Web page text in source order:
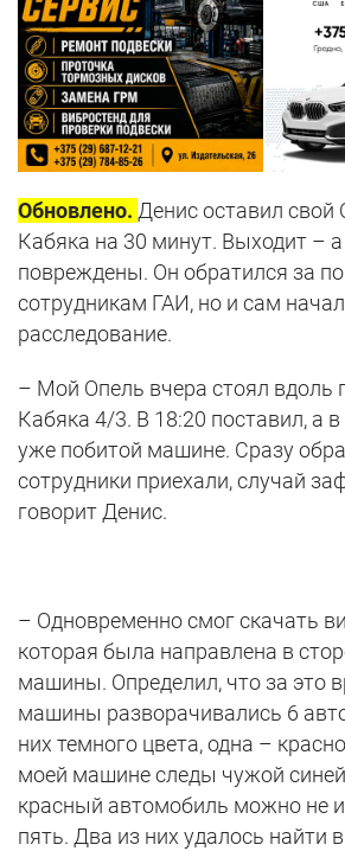
Обновлено. Денис оставил свой
Кабяка на 30 минут. Выходит –
повреждены. Он обратился за
сотрудникам ГАИ, но и сам
расследование.
– Мой Опель вчера стоял вдоль
Кабяка 4/3. В 18:20 поставил, а
уже побитой машине. Сразу
сотрудники приехали, случай
говорит Денис.
– Одновременно смог скачать
которая была направлена в
машины. Определил, что за это
машины разворачивались 6
них темного цвета, одна –
моей машине следы чужой синей
красный автомобиль можно не
пять. Два из них удалось найти